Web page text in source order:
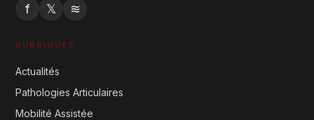
f 𝕏 ≋
RUBRIQUES
Actualités
Pathologies Articulaires
Mobilité Assistée